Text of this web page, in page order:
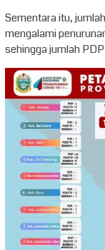
Sementara itu,
mengalami
sehingga jumlah